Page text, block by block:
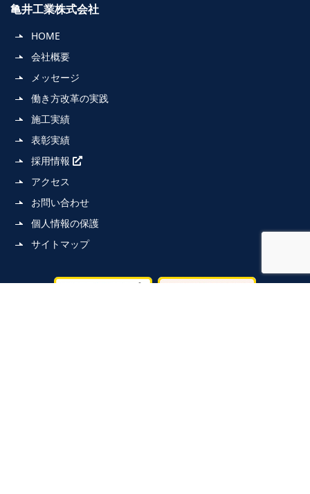
亀井工業株式会社
HOME
会社概要
メッセージ
働き方改革の実践
施工実績
表彰実績
採用情報
アクセス
お問い合わせ
個人情報の保護
サイトマップ